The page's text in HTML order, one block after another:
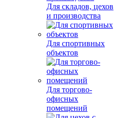
Для складов, цехов
и производства
Для спортивных
объектов
Для торгово-
офисных
помещений